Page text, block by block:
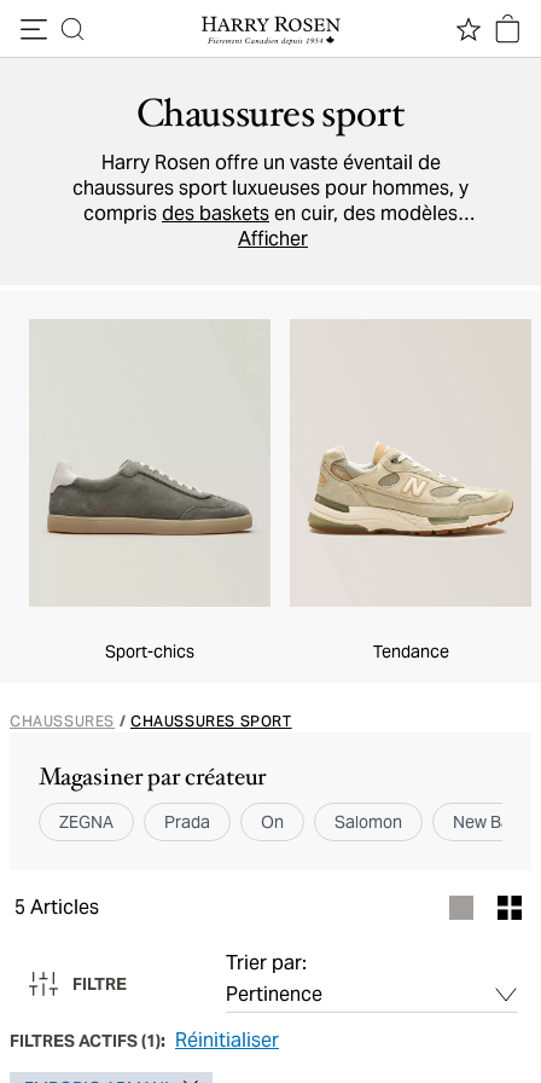
Chaussures sport
Harry Rosen offre un vaste éventail de
chaussures sport luxueuses pour hommes, y
comprisdes basketsen cuir, des modèles
athlétiques, à tige basse ou montante. Nos
procurent autant de style que de confort.
Afficher
Sport-chics Tendance
CHAUSSURES / CHAUSSURES SPORT
Magasiner par créateur
ZEGNA Prada On Salomon New
5 Articles
FILTRE
Trier par:
FILTRES ACTIFS(1): Réinitialiser